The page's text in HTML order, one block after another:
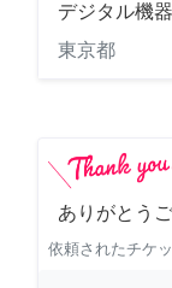
デジタル機
東京都
ありがとう
依頼されたチケ